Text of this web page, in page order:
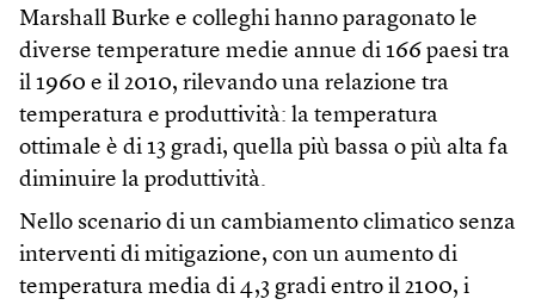
Marshall Burke e colleghi hanno paragonato le
diverse temperature medie annue di 166 paesi tra
il 1960 e il 2010, rilevando una relazione tra
temperatura e produttività: la temperatura
ottimale è di 13 gradi, quella più bassa o più alta fa
diminuire la produttività.
Nello scenario di un cambiamento climatico senza
interventi di mitigazione, con un aumento di
temperatura media di 4,3 gradi entro il 2100, i